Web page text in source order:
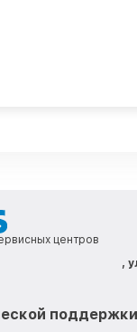
центров
,
поддержки